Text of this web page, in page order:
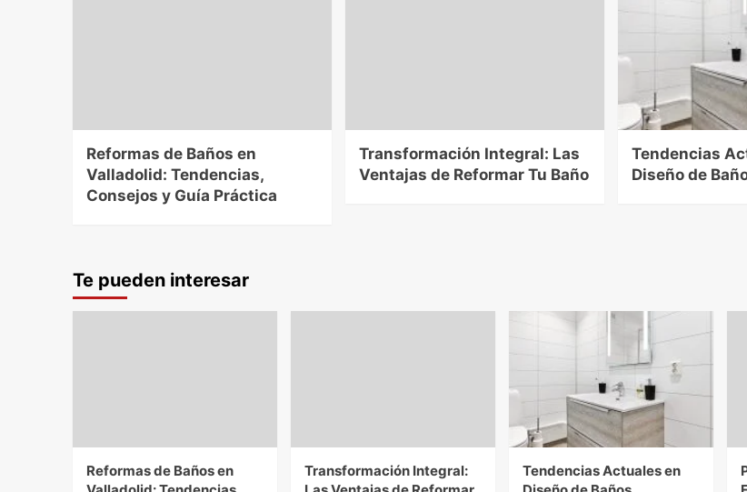
Reformas de Baños en
Valladolid: Tendencias,
Consejos y Guía Práctica
Transformación Integral: Las
Ventajas de Reformar Tu Baño
Tendencias
Diseño de
Te pueden interesar
Reformas de Baños en
Transformación Integral:
Tendencias Actuales en